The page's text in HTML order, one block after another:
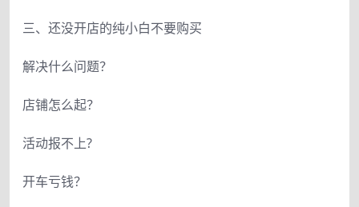
三、还没开店的纯小白不要购买
解决什么问题？
店铺怎么起？
活动报不上?
开车亏钱？